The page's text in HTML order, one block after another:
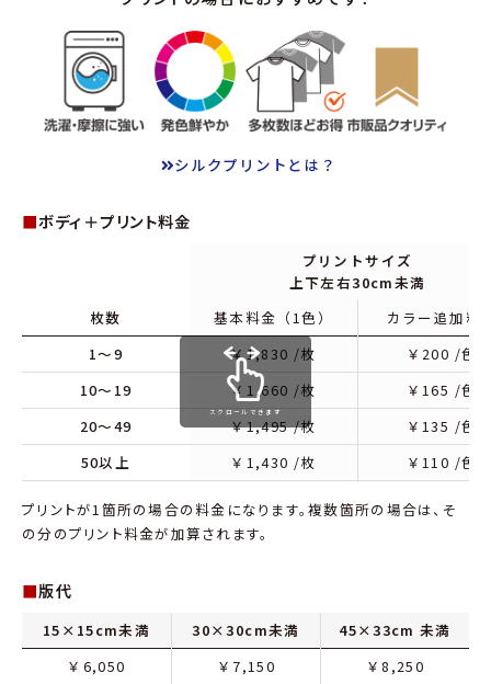
シルクプリントとは？
■ボディ＋プリント料金
プリントサイズ
上下左右30cm未満
枚数
基本料金（1色）
カラー追加料
1～9
￥1,830 /枚 ￥200 /色
10～19
￥ 1,660 /枚 ￥165 /色
20～49
￥1,495/枚 ￥135 /色
50以上
￥ 1,430 /枚 ￥110 /色
スクロールできます
プリントが1箇所の場合の料金になります。複数箇所の場合は、そ
の分のプリント料金が加算されます。
■版代
15×15cm未満 30×30cm未満
45×33cm 未満
￥ 6,050 ￥ 7,150 ￥8,250